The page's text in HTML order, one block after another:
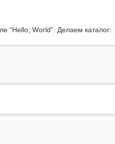
“Hello, World”. Делаем каталог: